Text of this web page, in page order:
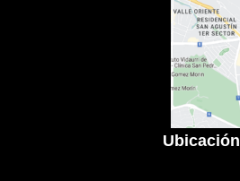
Ubicación